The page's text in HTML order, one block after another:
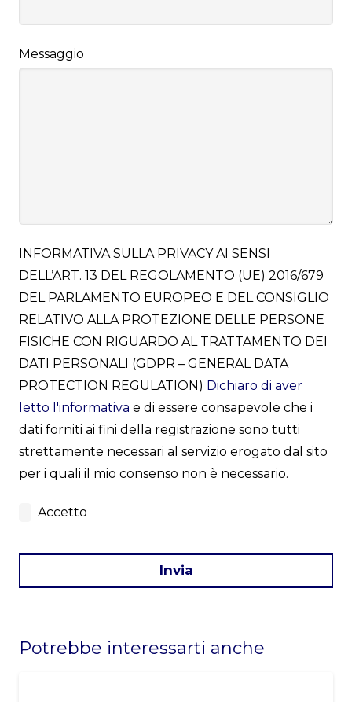
Messaggio
INFORMATIVA SULLA PRIVACY AI SENSI
DELL’ART. 13 DEL REGOLAMENTO (UE) 2016/679
DEL PARLAMENTO EUROPEO E DEL CONSIGLIO
RELATIVO ALLA PROTEZIONE DELLE PERSONE
FISICHE CON RIGUARDO AL TRATTAMENTO DEI
DATI PERSONALI (GDPR – GENERAL DATA
PROTECTION REGULATION) Dichiaro di aver
letto l'informativa e di essere consapevole che i
dati forniti ai fini della registrazione sono tutti
strettamente necessari al servizio erogato dal sito
per i quali il mio consenso non è necessario.
Accetto
Invia
should
Potrebbe interessarti anche